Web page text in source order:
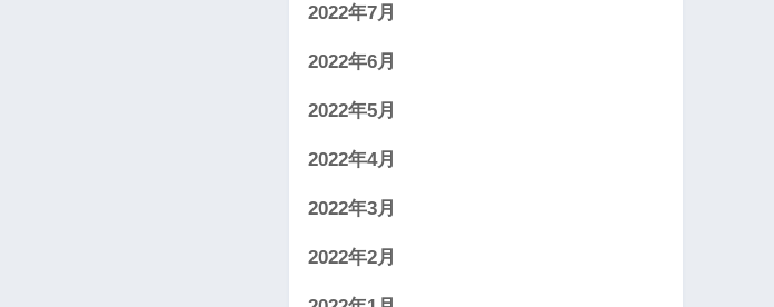
2022年7月
2022年6月
2022年5月
2022年4月
2022年3月
2022年2月